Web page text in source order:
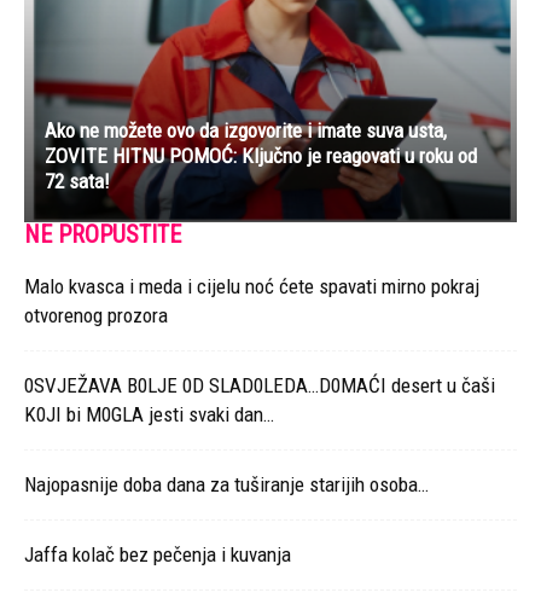
Ako ne možete ovo da izgovorite i imate suva usta,
ZOVITE HITNU POMOĆ: Ključno je reagovati u roku od
72 sata!
NE PROPUSTITE
Malo kvasca i meda i cijelu noć ćete spavati mirno pokraj
otvorenog prozora
0SVJEŽAVA B0LJE 0D SLAD0LEDA…D0MAĆI desert u čaši
K0JI bi M0GLA jesti svaki dan…
Najopasnije doba dana za tuširanje starijih osoba…
Jaffa kolač bez pečenja i kuvanja